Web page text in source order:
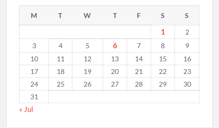
M T W T F S S
1
2
3
4 5 6 7 8
9
10
11 12 13 14 15
16
17
18 19 20 21 22
23
24
25 26 27 28 29
30
31
« Jul